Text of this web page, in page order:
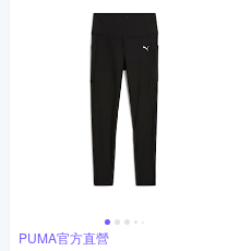
PUMA官方直營